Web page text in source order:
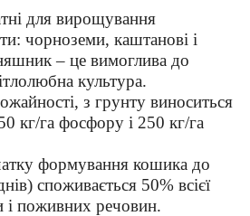
для вирощування
чорноземи, каштанові і
– це вимоглива до
культура.
з грунту виноситься
кг/га фосфору і 250 кг/га
формування кошика до
споживається 50% всієї
і поживних речовин.